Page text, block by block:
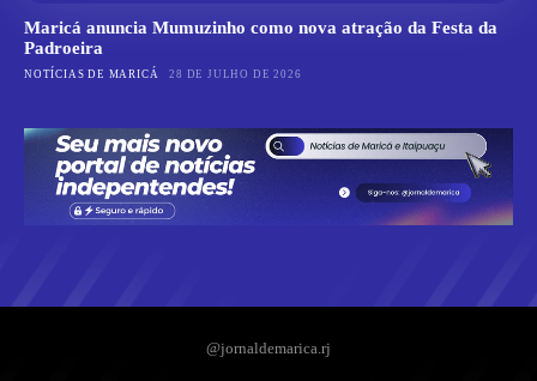
Maricá anuncia Mumuzinho como nova atração da Festa da
Padroeira
NOTÍCIAS DE MARICÁ 28 DE JULHO DE 2026
@jornaldemarica.rj